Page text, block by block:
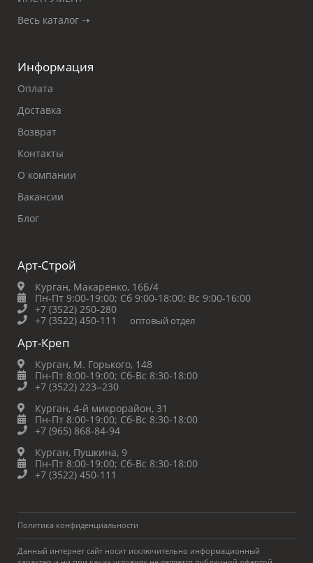
Весь каталог ➝
Информация
Оплата
Доставка
Возврат
Контакты
О компании
Вакансии
Блог
Арт-Строй
Курган, Макаренко, 16Б/4
Пн-Пт 9:00-19:00; Сб 9:00-18:00; Вс 9:00-16:00
+7 (3522) 250-280
+7 (3522) 450-111
оптовый отдел
Арт-Креп
Курган, М. Горького, 148
Пн-Пт 8:00-19:00; Сб-Вс 8:30-18:00
+7 (3522) 223‒230
Курган, 4-й микрорайон, 31
Пн-Пт 8:00-19:00; Сб-Вс 8:30-18:00
+7 (965) 868-84-94
Курган, Пушкина, 9
Пн-Пт 8:00-19:00; Сб-Вс 8:30-18:00
+7 (3522) 450-111
Политика конфиденциальности
Данный интернет сайт носит исключительно информационный